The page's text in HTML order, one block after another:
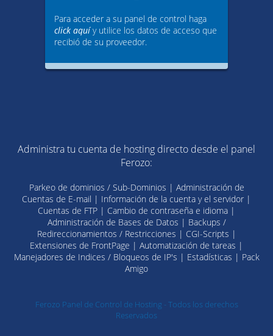
Para acceder a su panel de control haga
click aquíy utilice los datos de acceso que
recibió de su proveedor.
Administra tu cuenta de hosting directo desde el panel
Ferozo:
Parkeo de dominios / Sub-Dominios | Administración de
Cuentas de E-mail | Información de la cuenta y el servidor |
Cuentas de FTP | Cambio de contraseña e idioma |
Administración de Bases de Datos | Backups /
Redireccionamientos / Restricciones | CGI-Scripts |
Extensiones de FrontPage | Automatización de tareas |
Manejadores de Indices / Bloqueos de IP's | Estadísticas | Pack
Amigo
Ferozo Panel de Control de Hosting - Todos los derechos
Reservados